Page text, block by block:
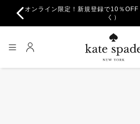
オンライン限定！新規登録で10％
く）